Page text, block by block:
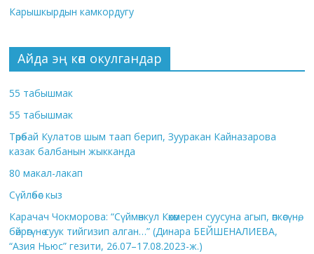
Карышкырдын камкордугу
Айда эң көп окулгандар
55 табышмак
55 табышмак
Төрөбай Кулатов шым таап берип, Зууракан Кайназарова
казак балбанын жыкканда
80 макал-лакап
Сүйлөбөс кыз
Карачач Чокморова: “Сүймөнкул Көкөмерен суусуна агып, өпкөсүнө,
бөйрөгүнө суук тийгизип алган…” (Динара БЕЙШЕНАЛИЕВА,
“Азия Ньюс” гезити, 26.07–17.08.2023-ж.)